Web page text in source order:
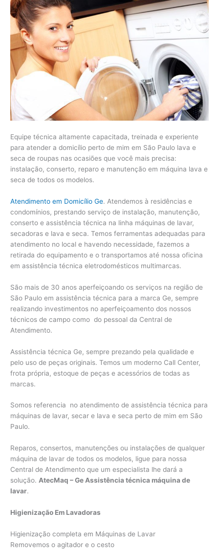
Equipe técnica altamente capacitada, treinada e experiente
para atender a domicílio perto de mim em São Paulo lava e
seca de roupas nas ocasiões que você mais precisa:
instalação, conserto, reparo e manutenção em máquina lava e
seca de todos os modelos.
Atendimento em Domicílio Ge. Atendemos à residências e
condomínios, prestando serviço de instalação, manutenção,
conserto e assistência técnica na linha máquinas de lavar,
secadoras e lava e seca. Temos ferramentas adequadas para
atendimento no local e havendo necessidade, fazemos a
retirada do equipamento e o transportamos até nossa oficina
em assistência técnica eletrodomésticos multimarcas.
São mais de 30 anos aperfeiçoando os serviços na região de
São Paulo em assistência técnica para a marca Ge, sempre
realizando investimentos no aperfeiçoamento dos nossos
técnicos de campo como do pessoal da Central de
Atendimento.
Assistência técnica Ge, sempre prezando pela qualidade e
pelo uso de peças originais. Temos um moderno Call Center,
frota própria, estoque de peças e acessórios de todas as
marcas.
Somos referencia no atendimento de assistência técnica para
máquinas de lavar, secar e lava e seca perto de mim em São
Paulo.
Reparos, consertos, manutenções ou instalações de qualquer
máquina de lavar de todos os modelos, ligue para nossa
Central de Atendimento que um especialista lhe dará a
solução.AtecMaq – Ge Assistência técnica máquina de
lavar.
Higienização Em Lavadoras
Higienização completa em Máquinas de Lavar
Removemos o agitador e o cesto